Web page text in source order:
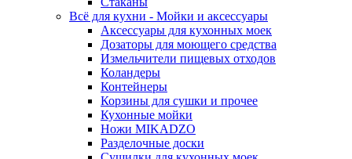
Всё для кухни - Мойки и аксессуары
Аксессуары для кухонных моек
Дозаторы для моющего средства
Измельчители пищевых отходов
Коландеры
Контейнеры
Корзины для сушки и прочее
Кухонные мойки
Ножи MIKADZO
Разделочные доски